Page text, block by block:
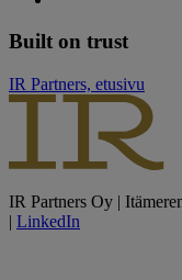
Built on trust
IR Partners, etusivu
IR Partners Oy |
| LinkedIn